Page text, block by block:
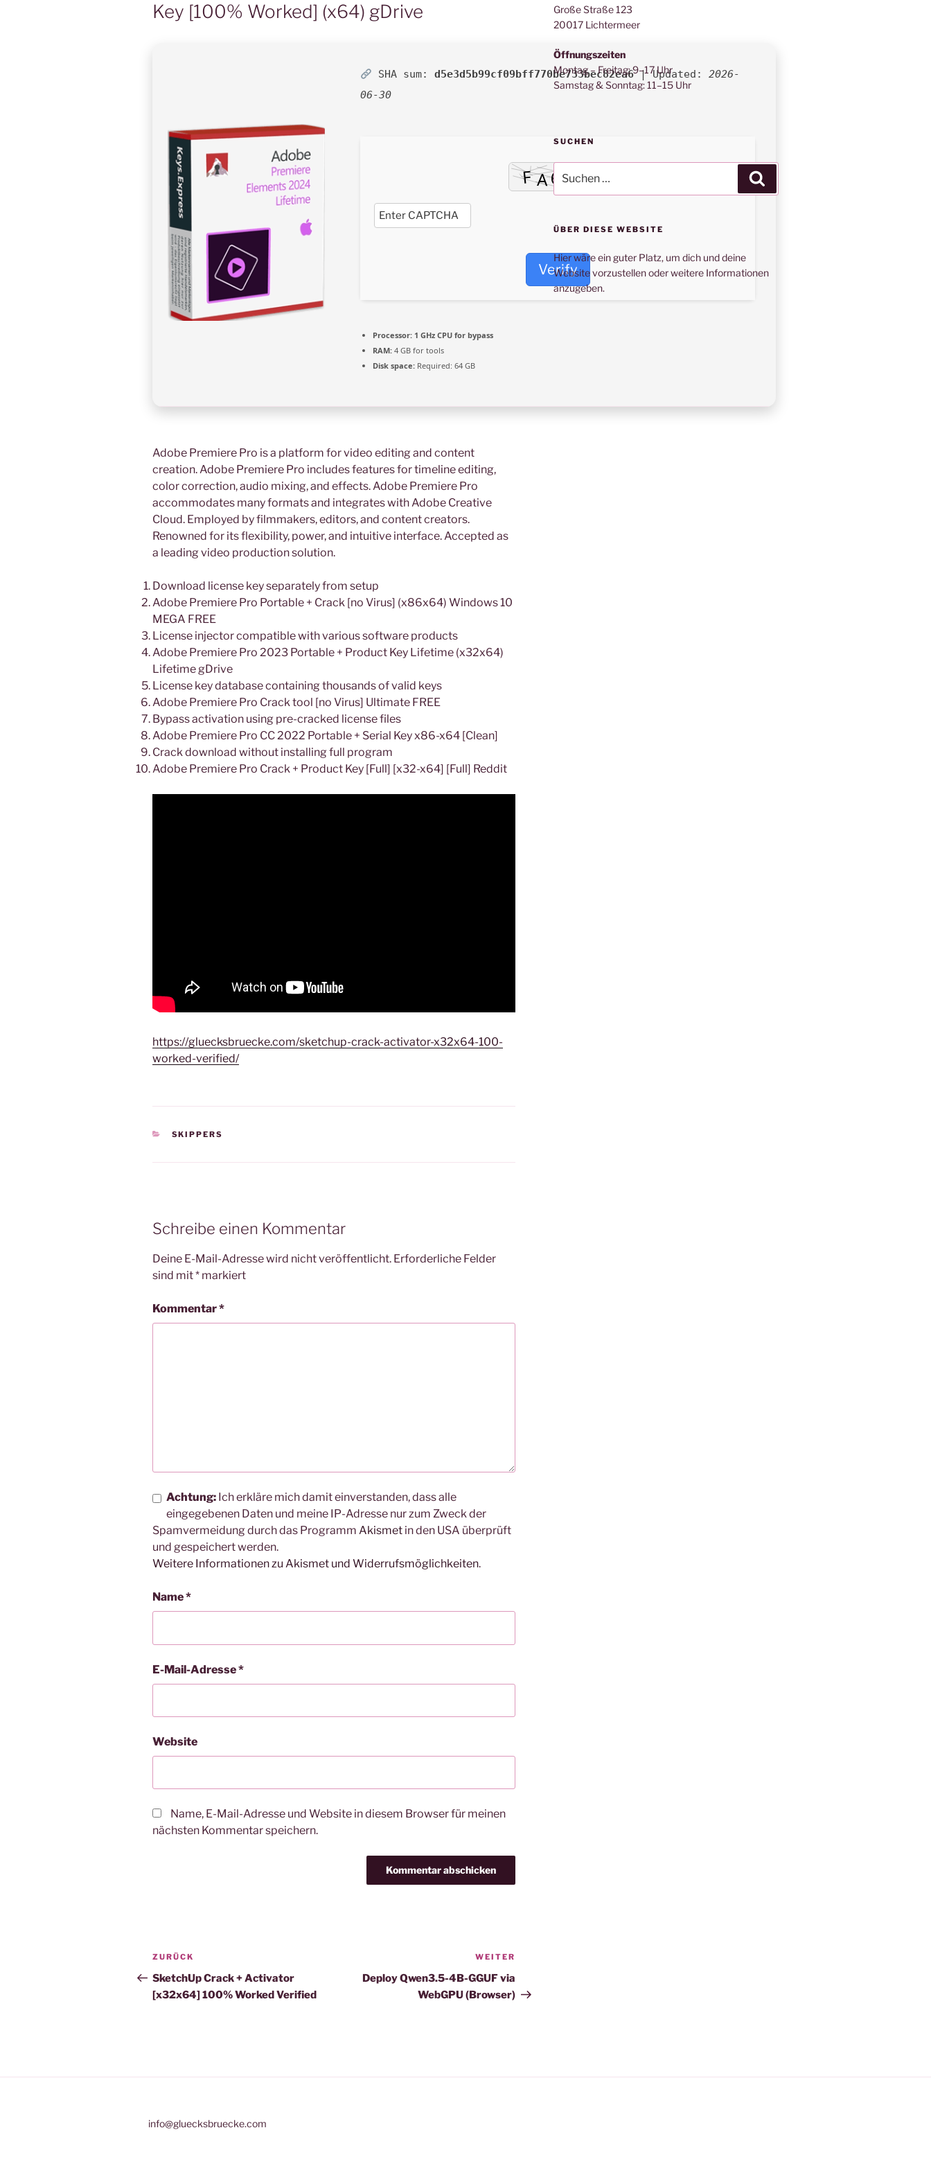
Key [100% Worked] (x64) gDrive
SHA sum:d5e3d5b99cf09bff770be733bec82ea6| Updated:2026-
06-30
Verify
Processor: 1 GHz CPU for bypass
RAM: 4 GB for tools
Disk space: Required: 64 GB
Adobe Premiere Pro is a platform for video editing and content
creation. Adobe Premiere Pro includes features for timeline editing,
color correction, audio mixing, and effects. Adobe Premiere Pro
accommodates many formats and integrates with Adobe Creative
Cloud. Employed by filmmakers, editors, and content creators.
Renowned for its flexibility, power, and intuitive interface. Accepted as
a leading video production solution.
Download license key separately from setup
Adobe Premiere Pro Portable + Crack [no Virus] (x86x64) Windows 10
MEGA FREE
License injector compatible with various software products
Adobe Premiere Pro 2023 Portable + Product Key Lifetime (x32x64)
Lifetime gDrive
License key database containing thousands of valid keys
Adobe Premiere Pro Crack tool [no Virus] Ultimate FREE
Bypass activation using pre-cracked license files
Adobe Premiere Pro CC 2022 Portable + Serial Key x86-x64 [Clean]
Crack download without installing full program
Adobe Premiere Pro Crack + Product Key [Full] [x32-x64] [Full] Reddit
https://gluecksbruecke.com/sketchup-crack-activator-x32x64-100-
worked-verified/
KATEGORIEN
SKIPPERS
Schreibe einen Kommentar
Deine E-Mail-Adresse wird nicht veröffentlicht. Erforderliche Felder
sind mit* markiert
Kommentar*
Achtung: Ich erkläre mich damit einverstanden, dass alle
eingegebenen Daten und meine IP-Adresse nur zum Zweck der
Spamvermeidung durch das Programm Akismet in den USA überprüft
und gespeichert werden.
Weitere Informationen zu Akismet und Widerrufsmöglichkeiten.
Name*
E-Mail-Adresse*
Website
Name, E-Mail-Adresse und Website in diesem Browser für meinen
nächsten Kommentar speichern.
Beitragsnavigation
Vorheriger
Beitrag
ZURÜCK
SketchUp Crack + Activator
[x32x64] 100% Worked Verified
WEITER
Deploy Qwen3.5-4B-GGUF via
WebGPU (Browser)
Große Straße 123
20017 Lichtermeer
Öffnungszeiten
Montag – Freitag: 9–17 Uhr
Samstag & Sonntag: 11–15 Uhr
SUCHEN
Suche
nach:
ÜBER DIESE WEBSITE
Hier wäre ein guter Platz, um dich und deine
Website vorzustellen oder weitere Informationen
anzugeben.
info@gluecksbruecke.com